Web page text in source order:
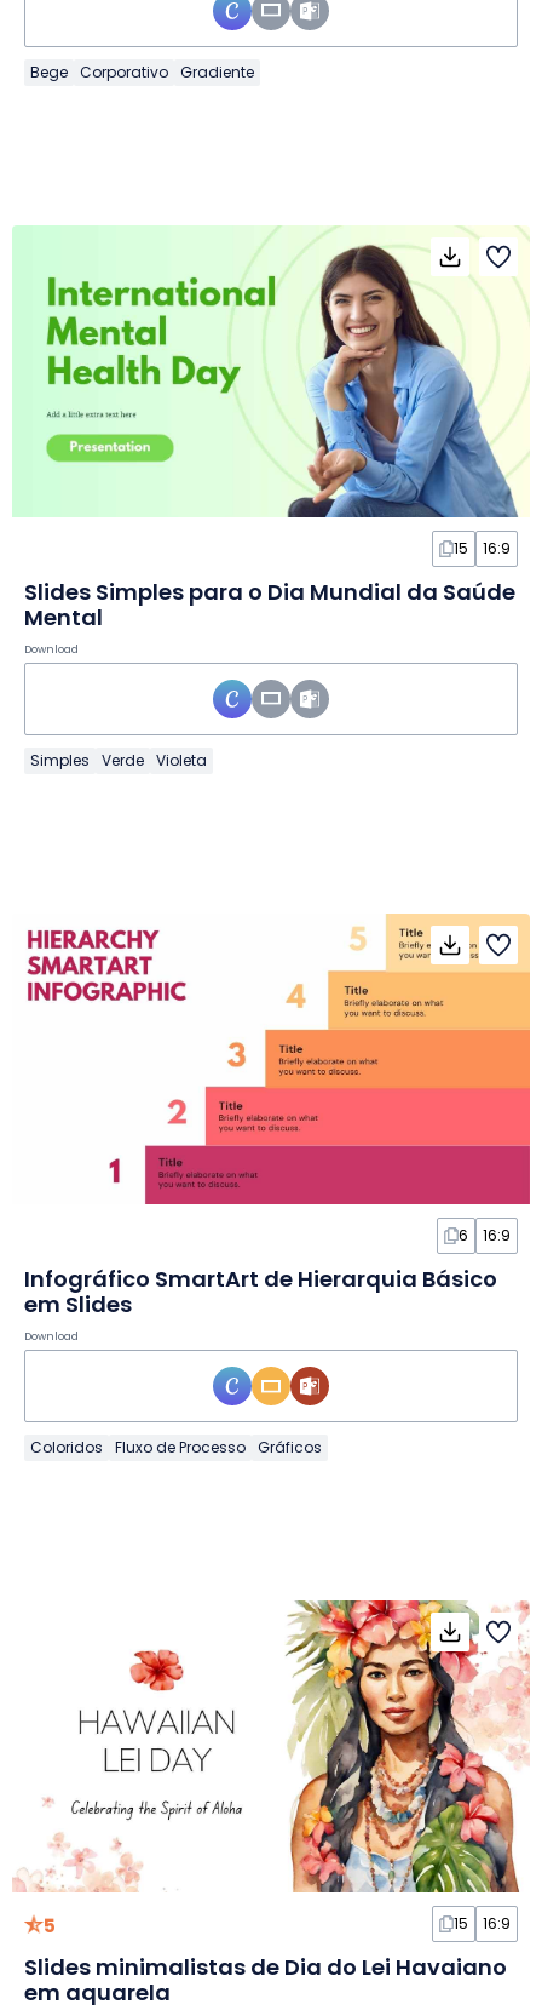
Bege Corporativo Gradiente
15 16:9
Slides Simples para o Dia Mundial da Saúde
Mental
Download
Simples Verde Violeta
6 16:9
Infográfico SmartArt de Hierarquia Básico
em Slides
Download
Coloridos Fluxo de Processo Gráficos
5 15 16:9
Slides minimalistas de Dia do Lei Havaiano
em aquarela